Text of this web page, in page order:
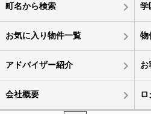
町名から検索 学
お気に入り物件一覧 物
アドバイザー紹介 お
会社概要